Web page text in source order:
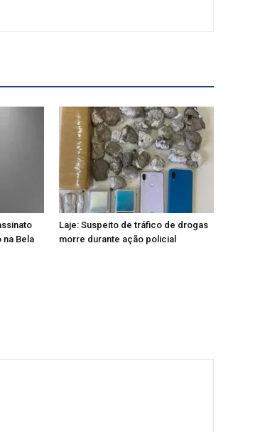
Bela
Laje: Suspeito de tráfico de drogas
morre durante ação policial